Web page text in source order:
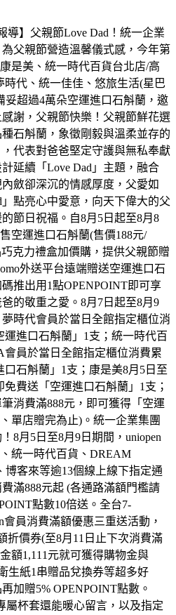
導】父親節Love Dad！統一企業
父親節營造溫馨儀式感，今年第
是美、統一時代百貨台北店/高
代、統一佳佳、悠旅生活(星巴
妥超過4萬朵空運進口石斛蘭，邀
謝，父親節快樂！父親節鮮花選
石斛蘭，象徵剛毅與溫柔並存的
代表對爸爸堅定守護與無私奉獻
延續「Love Dad」主題，融合
斂卻深沉的情感厚度，父愛如
點亮心中愛意，向天下偉大的父
節日祝福。自8月5日起至8月8
空運進口石斛蘭(售價188元/
克力禮盒加價購，提供父親節贈
外送平台遠端贈送空運進口石
推出用1點OPENPOINT即可享
的敬重之愛。8月7日起至8月9
時代會員於當日全館指定櫃位消
運進口石斛蘭」1支；統一時代百
員於當日全館指定櫃位消費累
口石斛蘭」1支；康是美8月5日至
費送「空運進口石斛蘭」1支；
消費滿888元，即可獲得「空運
單店贈完為止)。統一企業集團
8月5日至8月9日期間，uniopen
統一時代百貨、DREAM
客來等逾13個線上線下指定通
滿888元起 (各通路滿額門檻請
點數10倍送。全台7-
員消費滿額優惠三重送活動，
折價券(至8月11日止下次消費滿
額1,111元就可獲得購物金與
生紙1串贈品兌換券等超多好
加贈5% OPENPOINT點數。
屬杯套還能暖心留言，以及指定